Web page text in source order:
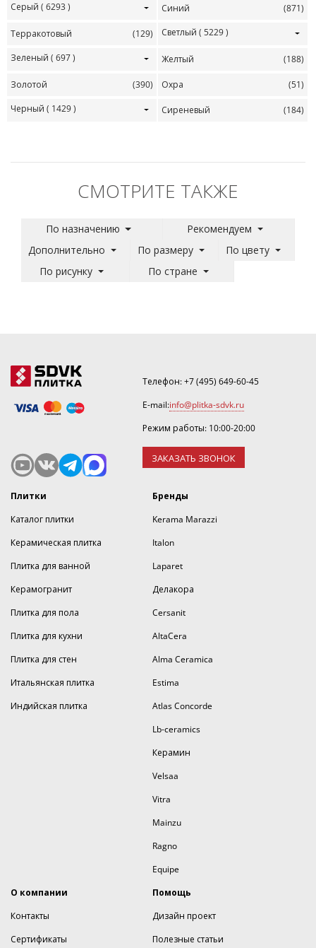
Серый ( 6293 ) Синий (871)
Терракотовый (129) Светлый ( 5229 )
Зеленый ( 697 ) Желтый (188)
Золотой (390) Охра
(51)
Черный ( 1429 ) Сиреневый (184)
СМОТРИТЕ ТАКЖЕ
По назначению
Рекомендуем
Дополнительно
По размеру
По цвету
По рисунку
По стране
Телефон:+7 (495) 649-60-45
E-mail:info@plitka-sdvk.ru
Режим работы: 10:00-20:00
ЗАКАЗАТЬ ЗВОНОК
Плитки
Каталог плитки
Керамическая плитка
Плитка для ванной
Керамогранит
Плитка для пола
Плитка для кухни
Плитка для стен
Итальянская плитка
Индийская плитка
Бренды
Kerama Marazzi
Italon
Laparet
Делакора
Cersanit
AltaCera
Alma Ceramica
Estima
Atlas Concorde
Lb-ceramics
Керамин
Velsaa
Vitra
Mainzu
Ragno
Equipe
О компании
Контакты
Сертификаты
Помощь
Дизайн проект
Полезные статьи